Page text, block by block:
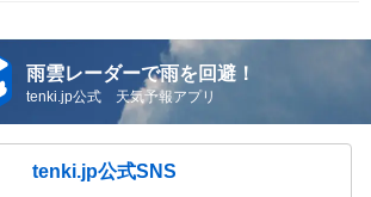
雨雲レーダーで雨を回避！
tenki.jp公式 天気予報アプリ
tenki.jp公式SNS